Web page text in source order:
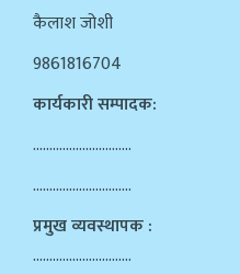
कैलाश जोशी
9861816704
कार्यकारी सम्पादक:
…………………………
…………………………
प्रमुख व्यवस्थापक :
…………………………